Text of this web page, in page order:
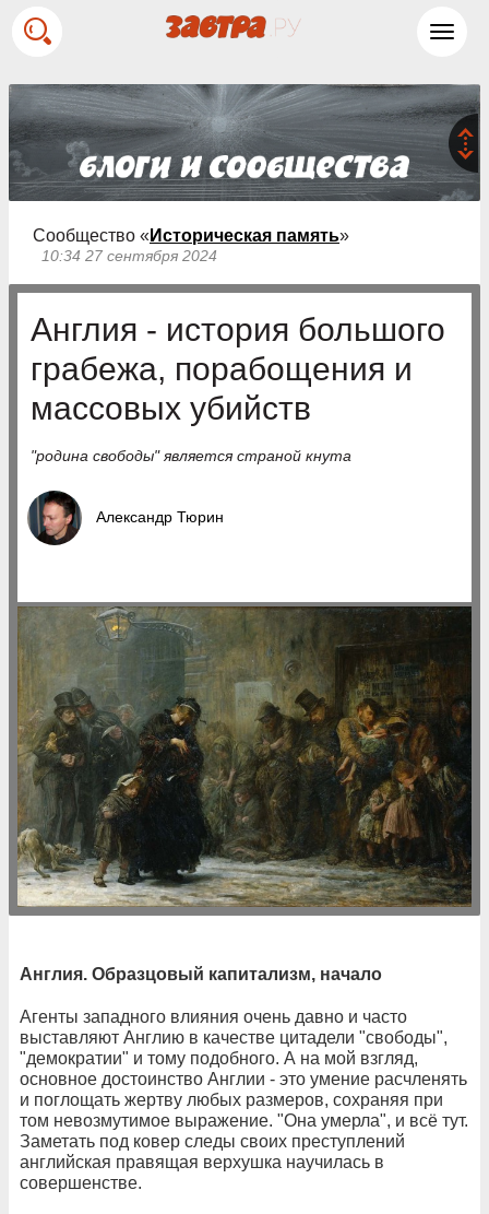
Сообщество « Историческая память»
10:34 27 сентября 2024
Англия - история большого
грабежа, порабощения и
массовых убийств
"родина свободы" является страной кнута
Александр Тюрин
Англия. Образцовый капитализм, начало
Агенты западного влияния очень давно и часто
выставляют Англию в качестве цитадели "свободы",
"демократии" и тому подобного. А на мой взгляд,
основное достоинство Англии - это умение расчленять
и поглощать жертву любых размеров, сохраняя при
том невозмутимое выражение. "Она умерла", и всё тут.
Заметать под ковер следы своих преступлений
английская правящая верхушка научилась в
совершенстве.